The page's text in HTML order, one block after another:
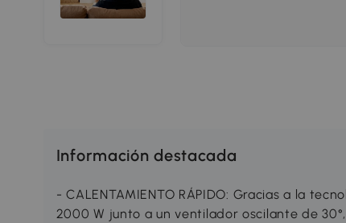
Información destacada
- CALENTAMIENTO RÁPIDO: Gracias a la
2000 W junto a un ventilador oscilante de